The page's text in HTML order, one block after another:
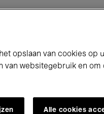
opslaan van cookies op
van websitegebruik en om
Alle cookies